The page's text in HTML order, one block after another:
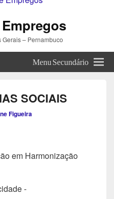
– Pernambuco
Menu Secundário
SOCIAIS
Figueira
em Harmonização
-